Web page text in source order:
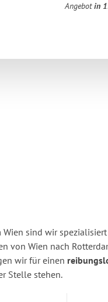
Angebotin
Wien sind wir
von Wien nach
wir für einen
Stelle stehen.